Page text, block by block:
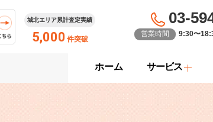
城北エリア累計査定実績
5,000 件突破
03-
営業時間 9:30〜
ホーム サービス